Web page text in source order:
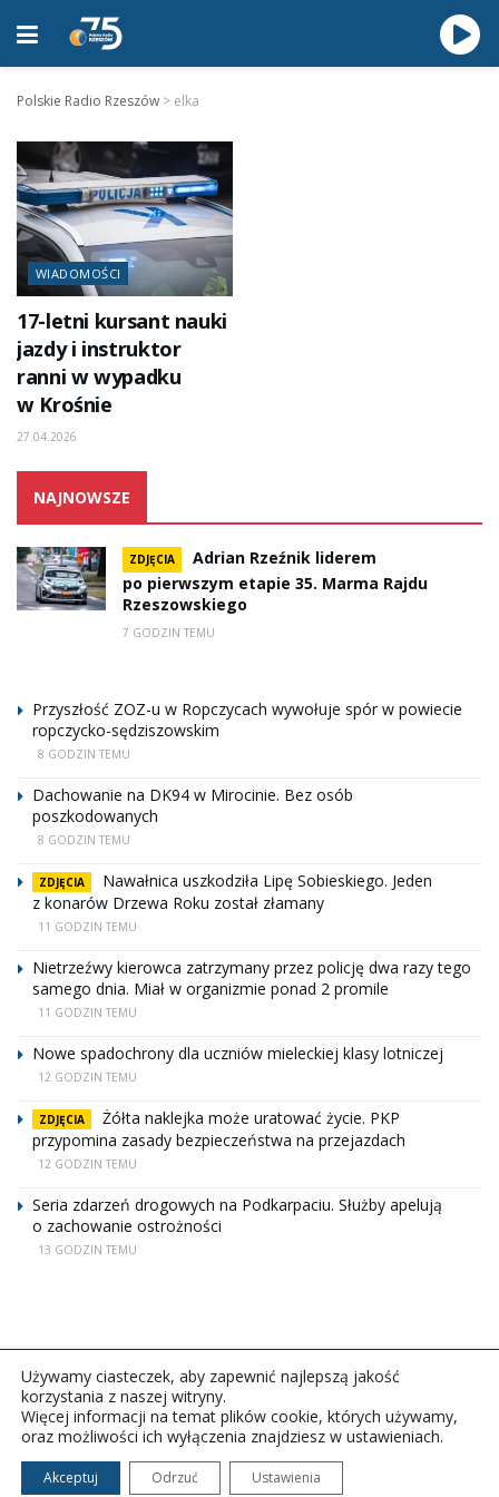
Polskie Radio Rzeszów > elka
WIADOMOŚCI
17-letni kursant nauki
jazdy i instruktor
ranni w wypadku
w Krośnie
27.04.2026
NAJNOWSZE
ZDJĘCIA
Adrian Rzeźnik liderem
po pierwszym etapie 35. Marma Rajdu
Rzeszowskiego
7 GODZIN TEMU
Przyszłość ZOZ-u w Ropczycach wywołuje spór w powiecie
ropczycko-sędziszowskim
8 GODZIN TEMU
Dachowanie na DK94 w Mirocinie. Bez osób
poszkodowanych
8 GODZIN TEMU
ZDJĘCIA
Nawałnica uszkodziła Lipę Sobieskiego. Jeden
z konarów Drzewa Roku został złamany
11 GODZIN TEMU
Nietrzeźwy kierowca zatrzymany przez policję dwa razy tego
samego dnia. Miał w organizmie ponad 2 promile
11 GODZIN TEMU
Nowe spadochrony dla uczniów mieleckiej klasy lotniczej
12 GODZIN TEMU
ZDJĘCIA
Żółta naklejka może uratować życie. PKP
przypomina zasady bezpieczeństwa na przejazdach
12 GODZIN TEMU
Seria zdarzeń drogowych na Podkarpaciu. Służby apelują
o zachowanie ostrożności
13 GODZIN TEMU
Copyright © 2026Polskie Radio Rzeszów S.A. w likwidacj.
Wszelkie prawa zastrzeżone.
Używamy ciasteczek, aby zapewnić najlepszą jakość
korzystania z naszej witryny.
Więcej informacji na temat plików cookie, których używamy,
oraz możliwości ich wyłączenia znajdziesz w ustawieniach.
Akceptuj Odrzuć Ustawienia